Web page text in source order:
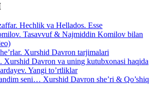
Hechlik va Hellados. Esse
Tasavvuf & Najmiddin Komilov bilan
Xurshid Davron tarjimalari
Xurshid Davron va uning kutubxonasi haqida
Yangi to’rtliklar
seni… Xurshid Davron she’ri & Qo’shiq